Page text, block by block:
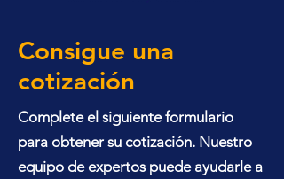
Consigue una
cotización
Complete el siguiente formulario
para obtener su cotización. Nuestro
equipo de expertos puede ayudarle a